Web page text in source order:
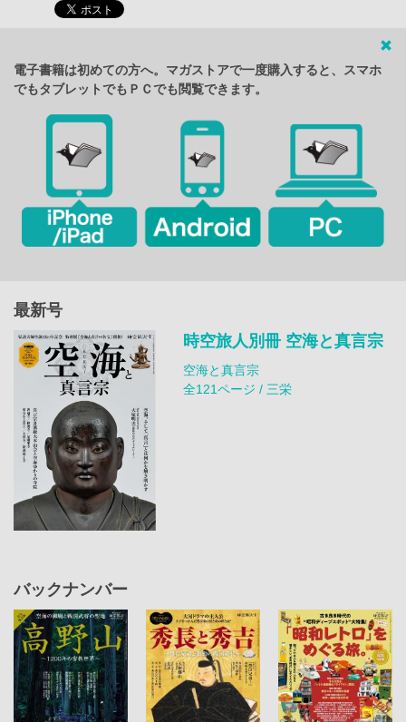
電子書籍は初めての方へ。マガストアで一度購入すると、スマホ
でもタブレットでもＰＣでも閲覧できます。
最新号
時空旅人別冊 空海と真言宗
空海と真言宗
全121ページ / 三栄
バックナンバー